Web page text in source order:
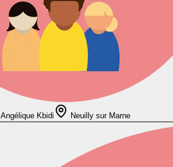
Angélique Kbidi Neuilly sur Marne